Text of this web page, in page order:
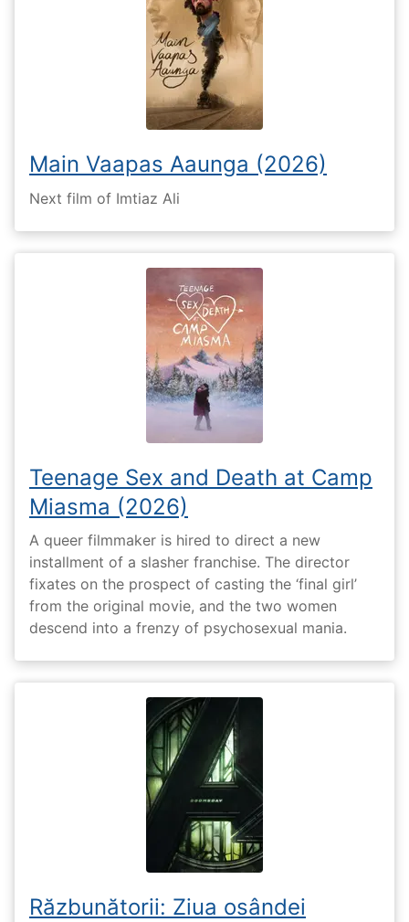
Main Vaapas Aaunga (2026)
Next film of Imtiaz Ali
Teenage Sex and Death at Camp
Miasma (2026)
A queer filmmaker is hired to direct a new
installment of a slasher franchise. The director
fixates on the prospect of casting the ‘final girl’
from the original movie, and the two women
descend into a frenzy of psychosexual mania.
Răzbunătorii: Ziua osândei